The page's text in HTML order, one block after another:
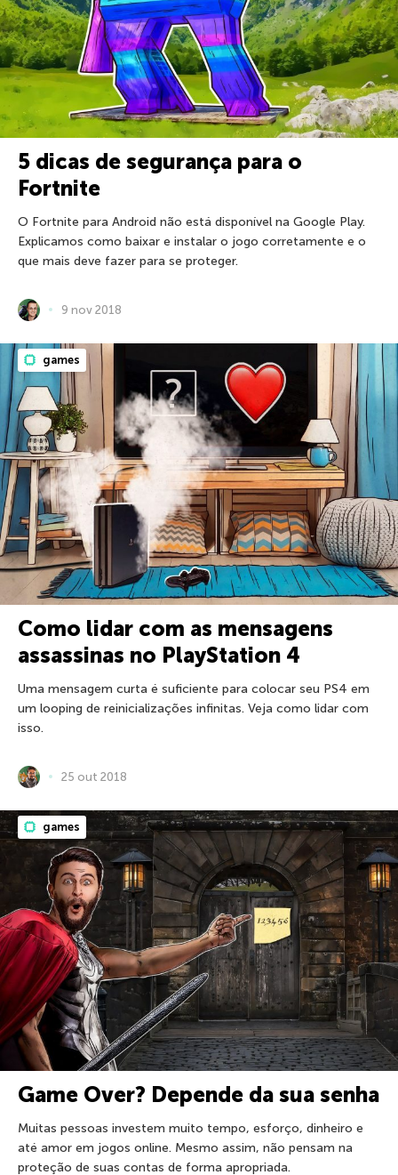
5 dicas de segurança para o
Fortnite
O Fortnite para Android não está disponível na Google Play.
Explicamos como baixar e instalar o jogo corretamente e o
que mais deve fazer para se proteger.
9 nov 2018
games
Como lidar com as mensagens
assassinas no PlayStation 4
Uma mensagem curta é suficiente para colocar seu PS4 em
um looping de reinicializações infinitas. Veja como lidar com
isso.
25 out 2018
games
Game Over? Depende da sua senha
Muitas pessoas investem muito tempo, esforço, dinheiro e
até amor em jogos online. Mesmo assim, não pensam na
proteção de suas contas de forma apropriada.